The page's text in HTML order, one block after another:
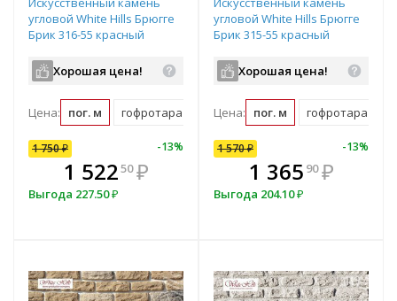
угловой White Hills Брюгге
Брик 316-55 красный
Хорошая цена!
Цена: пог. м гофротара (2.31 пог. м) мастербокс (79 пог. м)
1 750₽ -13%
1 52250 ₽
Выгода 227.50₽
В комплекте
всегда выгоднее!
угловой White Hills Брюгге
Брик 315-55 красный
Хорошая цена!
Цена: пог. м гофротара (2.31
7% 1 570 -
1 41300
Выгода157
1 570₽ -13%
1 365 90 ₽
Выгода 204.10₽